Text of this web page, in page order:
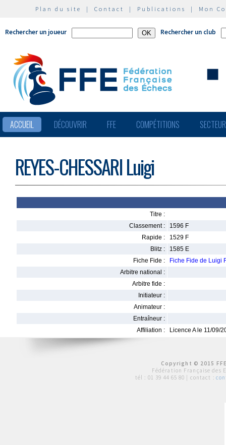
Plan du site | Contact | Publications | Mon
Rechercher un joueur Rechercher un club
ACCUEIL DÉCOUVRIR FFE COMPÉTITIONS
REYES-CHESSARI Luigi
Titre :
Classement :
1596 F
Rapide :
1529 F
Blitz :
1585 E
Fiche Fide :
Fiche Fide de Luigi
Arbitre national :
Arbitre fide :
Initiateur :
Animateur :
Entraîneur :
Affiliation :
Licence A le 11/09/
Copyright © 2015
Fédération Française des
tél : 01 39 44 65 80 | contact :